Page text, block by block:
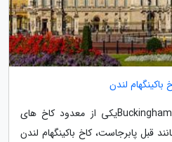
باکینگهام لندن
کاخ باکینگهام لندن | Buckingham Palaceیکی از معدود کاخ های
قبل پابرجاست، کاخ باکینگهام لندن